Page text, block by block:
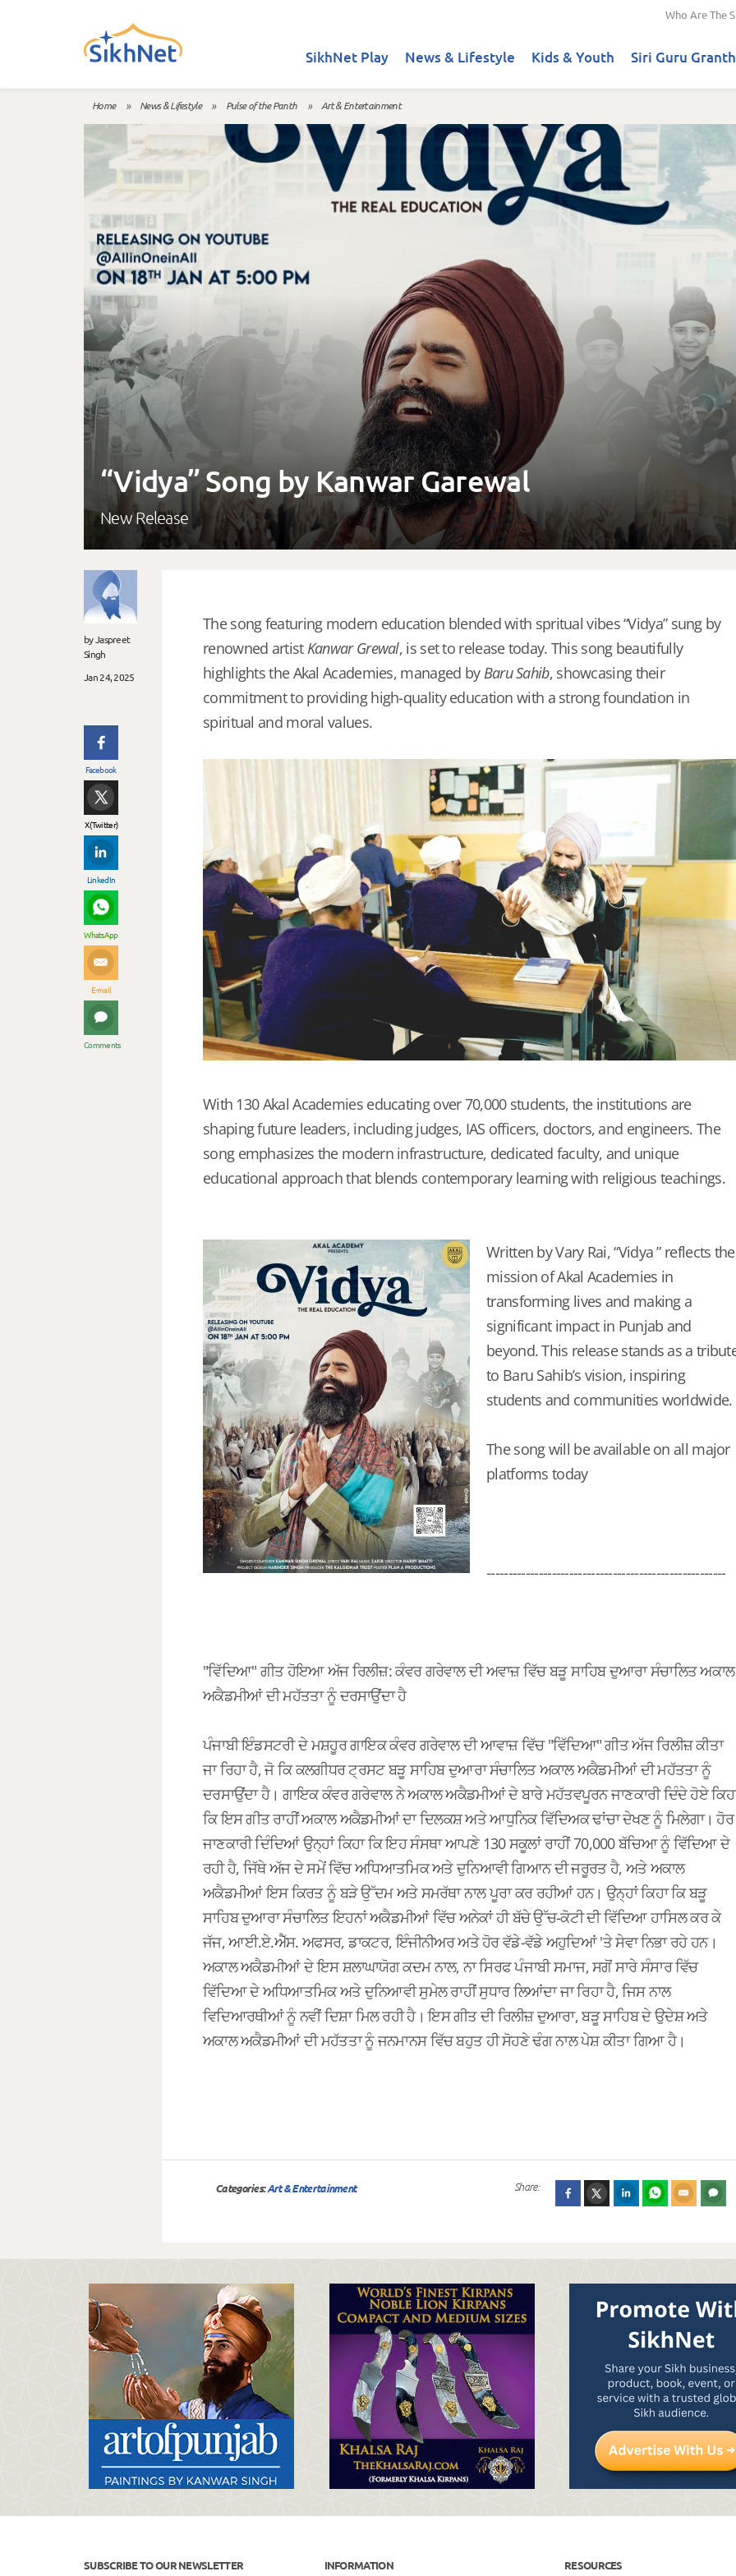
Who Are The
SikhNet Play News & Lifestyle Kids & Youth Siri Guru
You are here
Home » News & Lifestyle » Pulse of the Panth » Art & Entertainment
“Vidya” Song ​by Kanwar Garewal
New Release
by Jaspreet
Singh
Jan 24, 2025
Facebook
X (Twitter)
LinkedIn
WhatsApp
E-mail
Comments
The song featuring modern education blended with spritual vibes “Vidya” sung by
renowned artistKanwar Grewal, is set to release today. This song beautifully
highlights the Akal Academies, managed byBaru Sahib, showcasing their
commitment to providing high-quality education with a strong foundation in
spiritual and moral values.
With 130 Akal Academies educating over 70,000 students, the institutions are
shaping future leaders, including judges, IAS officers, doctors, and engineers. The
song emphasizes the modern infrastructure, dedicated faculty, and unique
educational approach that blends contemporary learning with religious teachings.
Written by Vary Rai, “Vidya ” reflects the
mission of Akal Academies in
transforming lives and making a
significant impact in Punjab and
beyond. This release stands as a
to Baru Sahib’s vision, inspiring
students and communities worldwide.
The song will be available on all major
platforms today
​-------------------------------------------------------
"ਵਿੱਦਿਆ" ਗੀਤ ਹੋਇਆ ਅੱਜ ਰਿਲੀਜ਼: ਕੰਵਰ ਗਰੇਵਾਲ ਦੀ ਅਵਾਜ਼ ਵਿੱਚ ਬੜੂ ਸਾਹਿਬ ਦੁਆਰਾ ਸੰਚਾਲਿਤ ਅਕਾਲ
ਅਕੈਡਮੀਆਂ ਦੀ ਮਹੱਤਤਾ ਨੂੰ ਦਰਸਾਉਂਦਾ ਹੈ
ਪੰਜਾਬੀ ਇੰਡਸਟਰੀ ਦੇ ਮਸ਼ਹੂਰ ਗਾਇਕ ਕੰਵਰ ਗਰੇਵਾਲ ਦੀ ਆਵਾਜ਼ ਵਿੱਚ "ਵਿੱਦਿਆ" ਗੀਤ ਅੱਜ ਰਿਲੀਜ਼ ਕੀਤਾ
ਜਾ ਰਿਹਾ ਹੈ, ਜੋ ਕਿ ਕਲਗੀਧਰ ਟ੍ਰਸਟ ਬੜੂ ਸਾਹਿਬ ਦੁਆਰਾ ਸੰਚਾਲਿਤ ਅਕਾਲ ਅਕੈਡਮੀਆਂ ਦੀ ਮਹੱਤਤਾ ਨੂੰ
ਦਰਸਾਉਂਦਾ ਹੈ। ਗਾਇਕ ਕੰਵਰ ਗਰੇਵਾਲ ਨੇ ਅਕਾਲ ਅਕੈਡਮੀਆਂ ਦੇ ਬਾਰੇ ਮਹੱਤਵਪੂਰਨ ਜਾਣਕਾਰੀ ਦਿੰਦੇ ਹੋਏ
ਕਿ ਇਸ ਗੀਤ ਰਾਹੀਂ ਅਕਾਲ ਅਕੈਡਮੀਆਂ ਦਾ ਦਿਲਕਸ਼ ਅਤੇ ਆਧੁਨਿਕ ਵਿੱਦਿਅਕ ਢਾਂਚਾ ਦੇਖਣ ਨੂੰ ਮਿਲੇਗਾ। ਹੋਰ
ਜਾਣਕਾਰੀ ਦਿੰਦਿਆਂ ਉਨ੍ਹਾਂ ਕਿਹਾ ਕਿ ਇਹ ਸੰਸਥਾ ਆਪਣੇ 130 ਸਕੂਲਾਂ ਰਾਹੀਂ 70,000 ਬੱਚਿਆ ਨੂੰ ਵਿੱਦਿਆ ਦੇ
ਰਹੀ ਹੈ, ਜਿੱਥੇ ਅੱਜ ਦੇ ਸਮੇਂ ਵਿੱਚ ਅਧਿਆਤਮਿਕ ਅਤੇ ਦੁਨਿਆਵੀ ਗਿਆਨ ਦੀ ਜਰੂਰਤ ਹੈ, ਅਤੇ ਅਕਾਲ
ਅਕੈਡਮੀਆਂ ਇਸ ਕਿਰਤ ਨੂੰ ਬੜੇ ਉੱਦਮ ਅਤੇ ਸਮਰੱਥਾ ਨਾਲ ਪੂਰਾ ਕਰ ਰਹੀਆਂ ਹਨ। ਉਨ੍ਹਾਂ ਕਿਹਾ ਕਿ ਬੜੂ
ਸਾਹਿਬ ਦੁਆਰਾ ਸੰਚਾਲਿਤ ਇਹਨਾਂ ਅਕੈਡਮੀਆਂ ਵਿੱਚ ਅਨੇਕਾਂ ਹੀ ਬੱਚੇ ਉੱਚ-ਕੋਟੀ ਦੀ ਵਿੱਦਿਆ ਹਾਸਿਲ ਕਰ ਕੇ
ਜੱਜ, ਆਈ.ਏ.ਐੱਸ. ਅਫਸਰ, ਡਾਕਟਰ, ਇੰਜੀਨੀਅਰ ਅਤੇ ਹੋਰ ਵੱਡੇ-ਵੱਡੇ ਅਹੁਦਿਆਂ 'ਤੇ ਸੇਵਾ ਨਿਭਾ ਰਹੇ ਹਨ।
ਅਕਾਲ ਅਕੈਡਮੀਆਂ ਦੇ ਇਸ ਸ਼ਲਾਘਾਯੋਗ ਕਦਮ ਨਾਲ, ਨਾ ਸਿਰਫ ਪੰਜਾਬੀ ਸਮਾਜ, ਸਗੋਂ ਸਾਰੇ ਸੰਸਾਰ ਵਿੱਚ
ਵਿੱਦਿਆ ਦੇ ਅਧਿਆਤਮਿਕ ਅਤੇ ਦੁਨਿਆਵੀ ਸੁਮੇਲ ਰਾਹੀਂ ਸੁਧਾਰ ਲਿਆਂਦਾ ਜਾ ਰਿਹਾ ਹੈ, ਜਿਸ ਨਾਲ
ਵਿਦਿਆਰਥੀਆਂ ਨੂੰ ਨਵੀਂ ਦਿਸ਼ਾ ਮਿਲ ਰਹੀ ਹੈ। ਇਸ ਗੀਤ ਦੀ ਰਿਲੀਜ਼ ਦੁਆਰਾ, ਬੜੂ ਸਾਹਿਬ ਦੇ ਉਦੇਸ਼ ਅਤੇ
ਅਕਾਲ ਅਕੈਡਮੀਆਂ ਦੀ ਮਹੱਤਤਾ ਨੂੰ ਜਨਮਾਨਸ ਵਿੱਚ ਬਹੁਤ ਹੀ ਸੋਹਣੇ ਢੰਗ ਨਾਲ ਪੇਸ਼ ਕੀਤਾ ਗਿਆ ਹੈ।
Categories:Art & Entertainment Share:
SUBSCRIBE TO OUR NEWSLETTER INFORMATION RESOURCES